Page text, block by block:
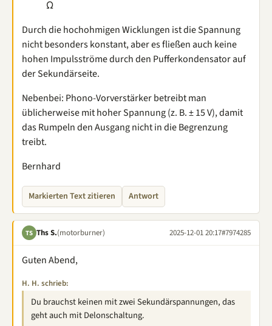
Ω
Durch die hochohmigen Wicklungen ist die Spannung
nicht besonders konstant, aber es fließen auch keine
hohen Impulsströme durch den Pufferkondensator auf
der Sekundärseite.
Nebenbei: Phono-Vorverstärker betreibt man
üblicherweise mit hoher Spannung (z. B. ± 15 V), damit
das Rumpeln den Ausgang nicht in die Begrenzung
treibt.
Bernhard
Markierten Text zitieren Antwort
TS Ths S.(motorburner) 2025-12-01 20:17#7974285
Guten Abend,
H. H. schrieb:
Du brauchst keinen mit zwei Sekundärspannungen, das
geht auch mit Delonschaltung.